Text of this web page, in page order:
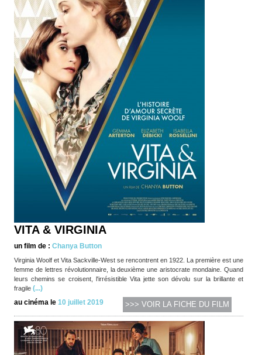
VITA & VIRGINIA
un film de : Chanya Button
Virginia Woolf et Vita Sackville-West se rencontrent en 1922. La première est une
femme de lettres révolutionnaire, la deuxième une aristocrate mondaine. Quand
leurs chemins se croisent, l'irrésistible Vita jette son dévolu sur la brillante et
fragile (...)
au cinéma le 10 juillet 2019 >>> VOIR LA FICHE DU FILM